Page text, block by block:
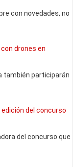
con novedades, no
drones en
también participarán
edición del concurso
del concurso que